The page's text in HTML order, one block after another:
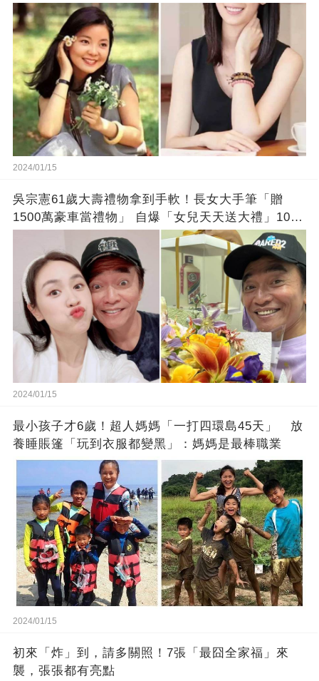
錯!
2024/01/15
吳宗憲61歲大壽禮物拿到手軟！長女大手筆「贈
1500萬豪車當禮物」 自爆「女兒天天送大禮」10年
徒弟也不甘示弱!
2024/01/15
最小孩子才6歲！超人媽媽「一打四環島45天」 放
養睡賬篷「玩到衣服都變黑」：媽媽是最棒職業
2024/01/15
初來「炸」到，請多關照！7張「最囧全家福」來
襲，張張都有亮點